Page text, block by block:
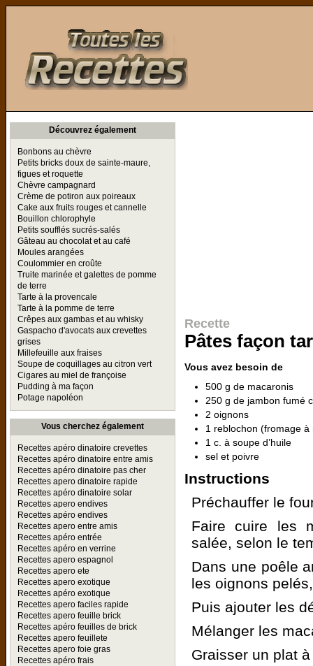
Découvrez également
Bonbons au chèvre
Petits bricks doux de sainte-maure,
figues et roquette
Chèvre campagnard
Crème de potiron aux poireaux
Cake aux fruits rouges et cannelle
Bouillon chlorophyle
Petits soufflés sucrés-salés
Gâteau au chocolat et au café
Moules arangées
Coulommier en croûte
Truite marinée et galettes de pomme
de terre
Tarte à la provencale
Tarte à la pomme de terre
Crêpes aux gambas et au whisky
Gaspacho d'avocats aux crevettes
grises
Millefeuille aux fraises
Soupe de coquillages au citron vert
Cigares au miel de françoise
Pudding à ma façon
Potage napoléon
Vous cherchez également
Recettes apéro dinatoire crevettes
Recettes apéro dinatoire entre amis
Recettes apéro dinatoire pas cher
Recettes apero dinatoire rapide
Recettes apéro dinatoire solar
Recettes apero endives
Recettes apéro endives
Recettes apero entre amis
Recettes apéro entrée
Recettes apéro en verrine
Recettes apero espagnol
Recettes apero ete
Recettes apero exotique
Recettes apéro exotique
Recettes apero faciles rapide
Recettes apero feuille brick
Recettes apéro feuilles de brick
Recettes apero feuillete
Recettes apero foie gras
Recettes apéro frais
Recette
Pâtes façon
Vous avez besoin de
500 g de macaronis
250 g de jambon fumé
2 oignons
1 reblochon (fromage à
1 c. à soupe d’huile
sel et poivre
Instructions
Préchauffer le
Faire cuire les
salée, selon le
Dans une poêle
les oignons
Puis ajouter les
Mélanger les
Graisser un plat